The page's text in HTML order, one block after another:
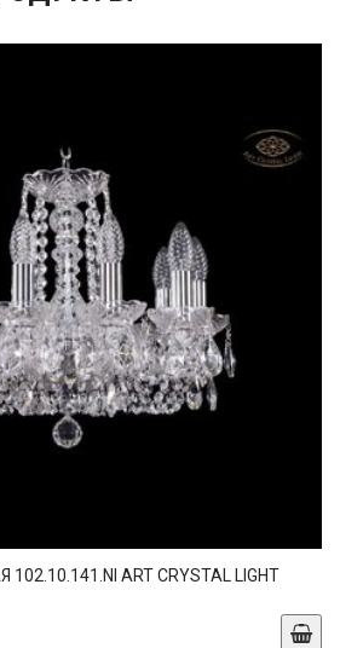
ART CRYSTAL LIGHT